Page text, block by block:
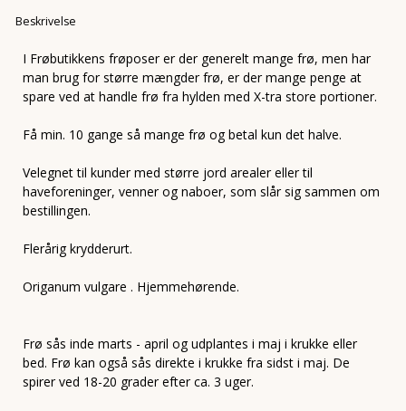
Beskrivelse
I Frøbutikkens frøposer er der generelt mange frø, men har
man brug for større mængder frø, er der mange penge at
spare ved at handle frø fra hylden med X-tra store portioner.
Få min. 10 gange så mange frø og betal kun det halve.
Velegnet til kunder med større jord arealer eller til
haveforeninger, venner og naboer, som slår sig sammen om
bestillingen.
Flerårig krydderurt.
Origanum vulgare . Hjemmehørende.
Frø sås inde marts - april og udplantes i maj i krukke eller
bed. Frø kan også sås direkte i krukke fra sidst i maj. De
spirer ved 18-20 grader efter ca. 3 uger.